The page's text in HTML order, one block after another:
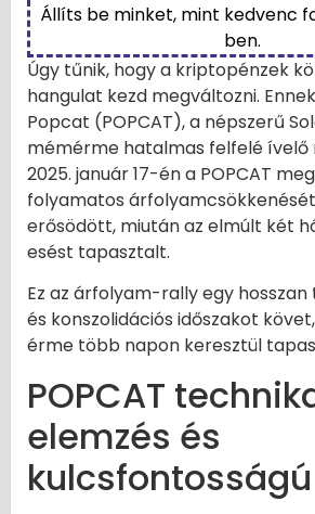
Állíts be minket, mint kedvenc
ben.
Úgy tűnik, hogy a kriptopénzek
hangulat kezd megváltozni.
Popcat (POPCAT), a népszerű
mémérme hatalmas felfelé ívelő
2025. január 17-én a POPCAT
folyamatos
erősödött, miután az elmúlt két
esést tapasztalt.
Ez az árfolyam-rally egy
és konszolidációs időszakot
érme több napon keresztül
POPCAT
elemzés és